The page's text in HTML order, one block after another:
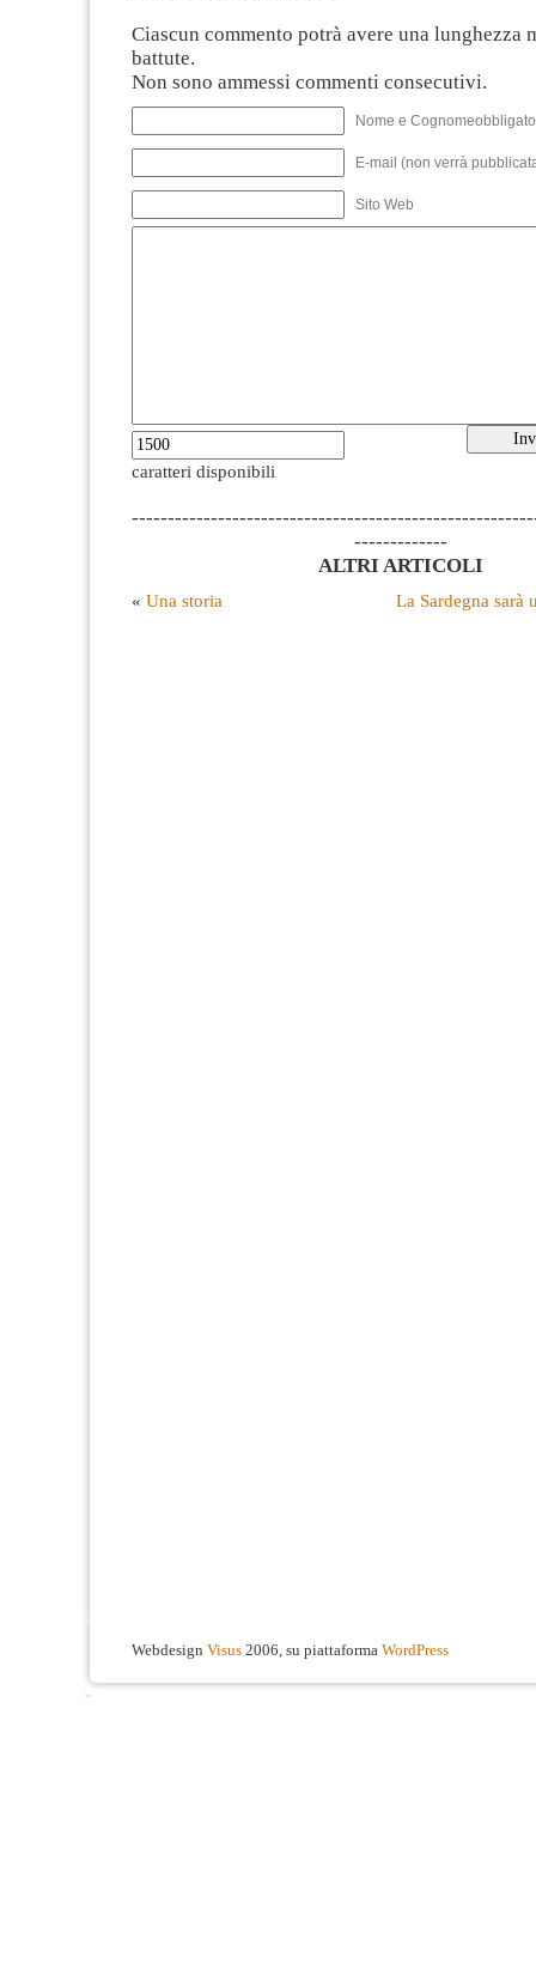
Ciascun commento potrà avere una lunghezza
battute.
Non sono ammessi commenti consecutivi.
Nome e
E-mail (non verrà
Sito Web
caratteri disponibili
-------------
ALTRI ARTICOLI
« Una storia La Sardegna sarà
Webdesign Visus 2006, su piattaforma WordPress